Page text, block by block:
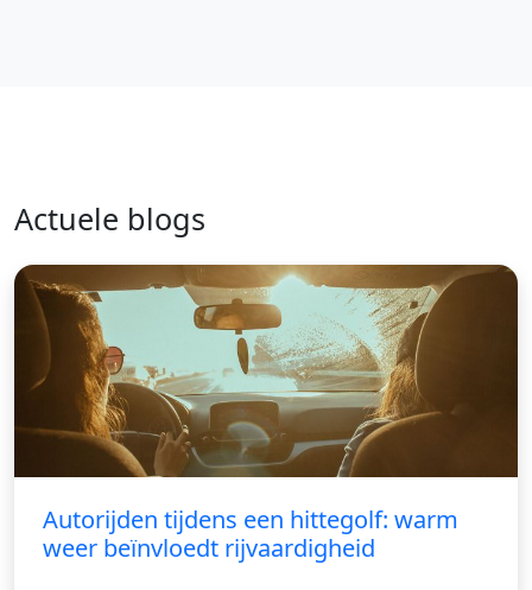
Actuele blogs
Autorijden tijdens een hittegolf: warm
weer beïnvloedt rijvaardigheid